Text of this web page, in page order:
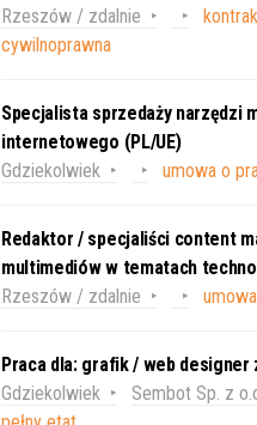
Rzeszów / zdalnie
cywilnoprawna
Specjalista sprzedaży narzędzi
internetowego (PL/UE)
Gdziekolwiek
umowa o
Redaktor / specjaliści content
multimediów w tematach
Rzeszów / zdalnie
Praca dla: grafik / web designer
Gdziekolwiek
Sembot Sp. z